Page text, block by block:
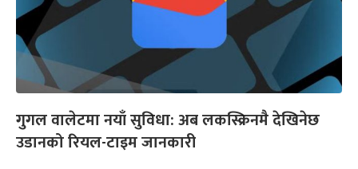
गुगल वालेटमा नयाँ सुविधा: अब लकस्क्रिनमै देखिनेछ
उडानको रियल-टाइम जानकारी